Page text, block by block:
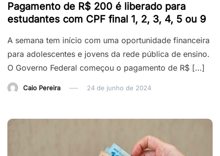
Pagamento de R$ 200 é liberado para
estudantes com CPF final 1, 2, 3, 4, 5 ou 9
A semana tem início com uma oportunidade financeira
para adolescentes e jovens da rede pública de ensino.
O Governo Federal começou o pagamento de R$ […]
Caio Pereira 24 de junho de 2024